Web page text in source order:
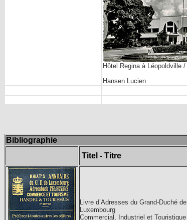
Hôtel Regina à Léopoldville /
Hansen Lucien
Bibliographie
Titel - Titre
Livre d’Adresses du Grand-Duché de
Luxembourg
Commercial, Industriel et Touristique